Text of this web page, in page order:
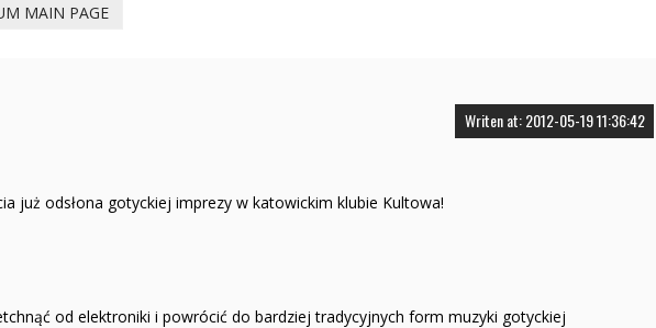
MAIN PAGE
Writen at: 2012-05-19 11:36:42
już odsłona gotyckiej imprezy w katowickim klubie Kultowa!
od elektroniki i powrócić do bardziej tradycyjnych form muzyki gotyckiej